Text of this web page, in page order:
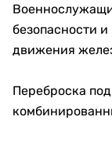
безопасности
движения
Переброска